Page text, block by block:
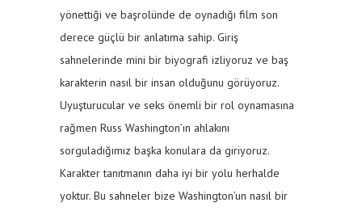
yönettiği ve başrolünde de oynadığı film son
derece güçlü bir anlatıma sahip. Giriş
sahnelerinde mini bir biyografi izliyoruz ve baş
karakterin nasıl bir insan olduğunu görüyoruz.
Uyuşturucular ve seks önemli bir rol oynamasına
rağmen Russ Washington’ın ahlakını
sorguladığımız başka konulara da giriyoruz.
Karakter tanıtmanın daha iyi bir yolu herhalde
yoktur. Bu sahneler bize Washington’un nasıl bir